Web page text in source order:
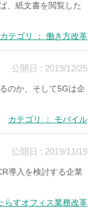
、紙文書を閲覧した
カテゴリ ： 働き方改革
公開日 : 2019/12/25
のか、そして5Gは企
カテゴリ ： モバイル
公開日 : 2019/11/19
導入を検討する企業
らすオフィス業務改革